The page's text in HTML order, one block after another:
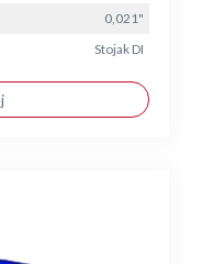
0,021"
Stojak DI